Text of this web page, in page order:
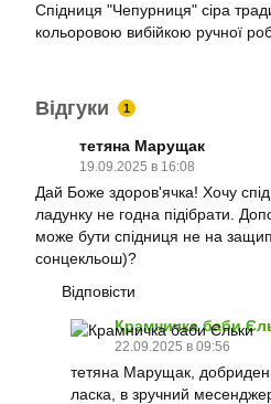
Спідниця "Чепурниця" сіра
кольоровою вибійкою ручної
Відгуки 1
тетяна Марущак
19.09.2025 в 16:08
Дай Боже здоров'ячка! Хочу
ладунку не годна підібрати.
може бути спідниця не на
сонцекльош)?
Відповісти
Крамничка баби
22.09.2025 в 09:56
тетяна Марущак,
ласка, в зручний